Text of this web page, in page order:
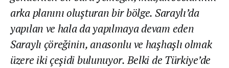
arka planını oluşturan bir bölge. Saraylı’da
yapılan ve hala da yapılmaya devam eden
Saraylı çöreğinin, anasonlu ve haşhaşlı olmak
üzere iki çeşidi bulunuyor. Belki de Türkiye’de